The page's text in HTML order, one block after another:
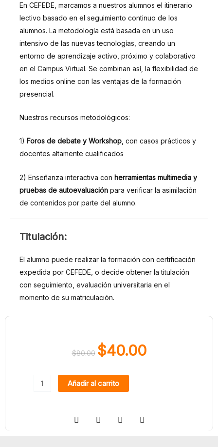
En CEFEDE, marcamos a nuestros alumnos el itinerario
lectivo basado en el seguimiento continuo de los
alumnos. La metodología está basada en un uso
intensivo de las nuevas tecnologías, creando un
entorno de aprendizaje activo, próximo y colaborativo
en el Campus Virtual. Se combinan así, la flexibilidad de
los medios online con las ventajas de la formación
presencial.
Nuestros recursos metodológicos:
1) Foros de debate y Workshop, con casos prácticos y
docentes altamente cualificados
2) Enseñanza interactiva con herramientas multimedia y
pruebas de autoevaluación para verificar la asimilación
de contenidos por parte del alumno.
Titulación:
El alumno puede realizar la formación con certificación
expedida por CEFEDE, o decide obtener la titulación
con seguimiento, evaluación universitaria en el
momento de su matriculación.
$80.00
El
original
$40.00
Aplicación
Añadir al carrito